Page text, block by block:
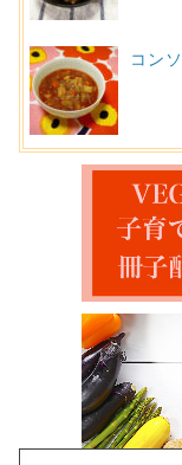
コン